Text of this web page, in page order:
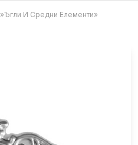
»Ъгли И Средни Елементи»